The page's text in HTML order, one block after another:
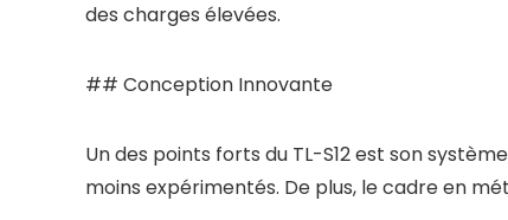
des charges élevées.
## Conception Innovante
Un des points forts du TL-S12 est son
moins expérimentés. De plus, le cadre en